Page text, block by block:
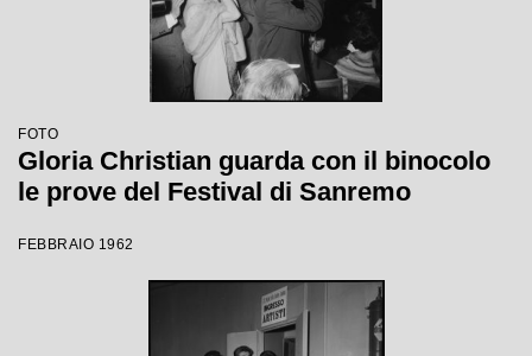
FOTO
Gloria Christian guarda con il binocolo
le prove del Festival di Sanremo
FEBBRAIO 1962